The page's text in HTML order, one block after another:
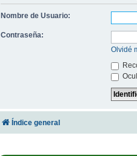
Nombre de Usuario:
Contraseña:
Olvidé
Índice general